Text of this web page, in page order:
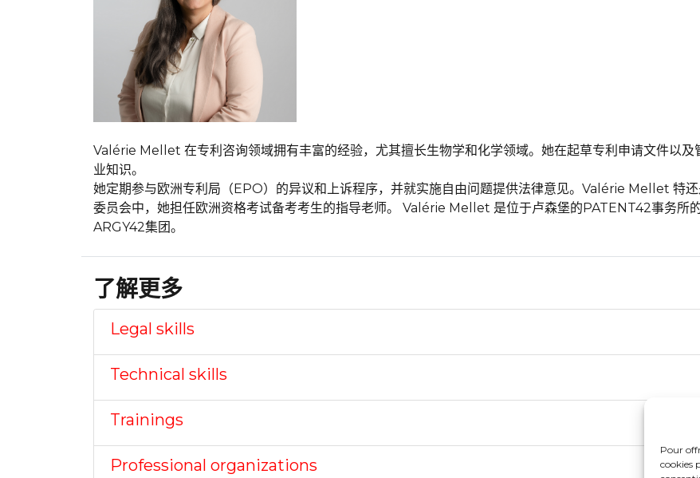
Pour
cookies
Valérie Mellet 在专利咨询领域拥有丰富的经验，尤其擅长生物学和化学领域。她在起草专利申请文件以及
业知识。
她定期参与欧洲专利局（EPO）的异议和上诉程序，并就实施自由问题提供法律意见。Valérie Mellet 特
委员会中，她担任欧洲资格考试备考考生的指导老师。 Valérie Mellet 是位于卢森堡的PATENT42事务所
ARGY42集团。
了解更多
Legal skills
Technical skills
Trainings
Professional organizations